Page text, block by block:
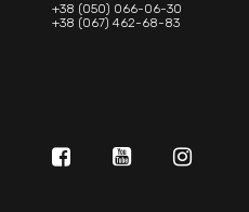
+38 (050) 066-06-30
+38 (067) 462-68-83